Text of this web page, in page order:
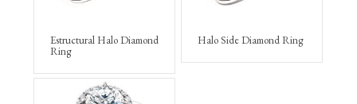
Estructural Halo Diamond
Ring
Halo Side Diamond Ring